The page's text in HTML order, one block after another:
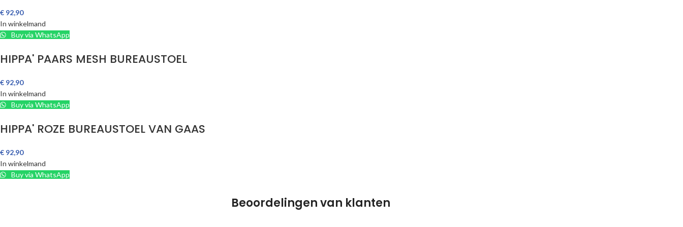
€ 92,90
In winkelmand
Buy via WhatsApp
HIPPA' PAARS MESH BUREAUSTOEL
€ 92,90
In winkelmand
Buy via WhatsApp
HIPPA' ROZE BUREAUSTOEL VAN GAAS
€ 92,90
In winkelmand
Buy via WhatsApp
Beoordelingen van klanten